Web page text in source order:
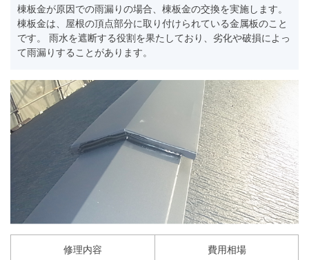
棟板金が原因での雨漏りの場合、棟板金の交換を実施します。
棟板金は、屋根の頂点部分に取り付けられている金属板のこと
です。 雨水を遮断する役割を果たしており、劣化や破損によっ
て雨漏りすることがあります。
修理内容 費用相場